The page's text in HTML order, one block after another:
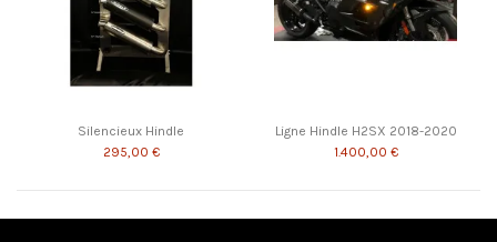
Silencieux Hindle
295,00 €
Ligne Hindle H2SX 2018-2020
1.400,00 €